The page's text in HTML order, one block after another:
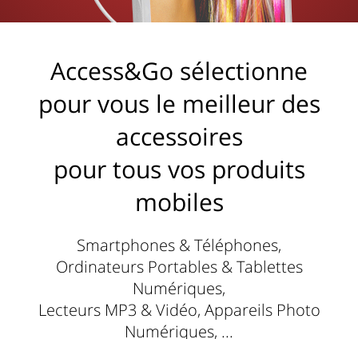
Access&Go sélectionne
pour vous le meilleur des
accessoires
pour tous vos produits
mobiles
Smartphones & Téléphones,
Ordinateurs Portables & Tablettes
Numériques,
Lecteurs MP3 & Vidéo, Appareils Photo
Numériques, ...